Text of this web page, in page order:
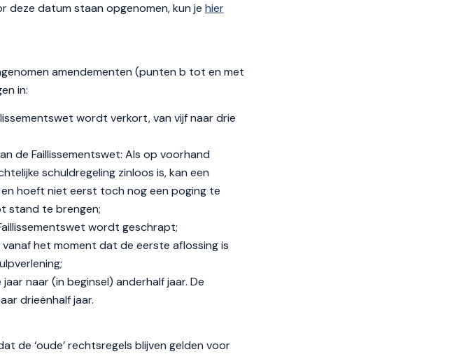
deze datum staan opgenomen, kun je hier
amendementen (punten b tot en met
in:
wordt verkort, van vijf naar drie
de Faillissementswet: Als op voorhand
schuldregeling zinloos is, kan een
hoeft niet eerst toch nog een poging te
stand te brengen;
wordt geschrapt;
het moment dat de eerste aflossing is
naar (in beginsel) anderhalf jaar. De
drieënhalf jaar.
de ‘oude’ rechtsregels blijven gelden voor